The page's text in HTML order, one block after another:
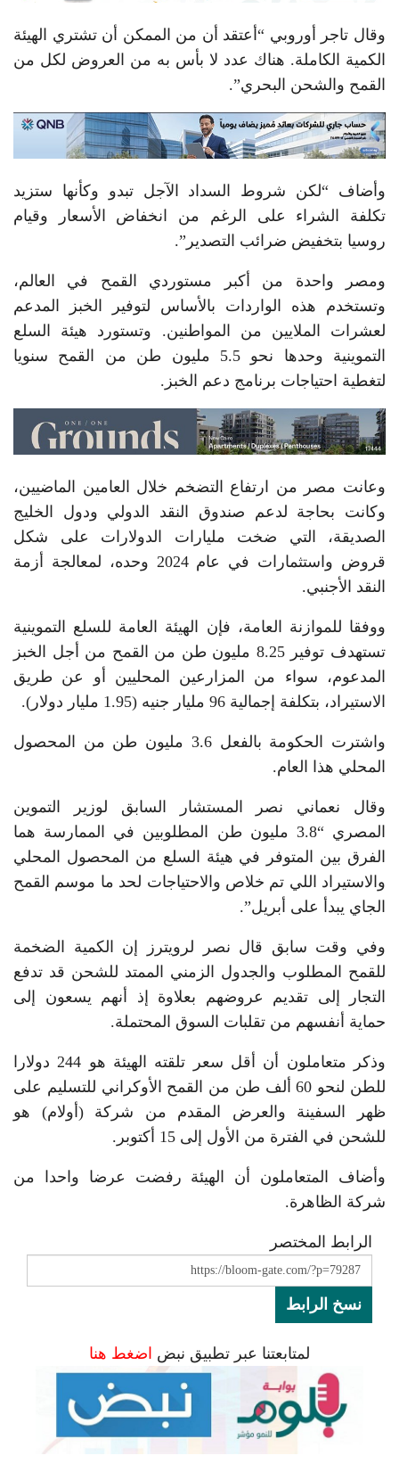
وقال تاجر أوروبي “أعتقد أن من الممكن أن تشتري الهيئة
الكمية الكاملة. هناك عدد لا بأس به من العروض لكل من
القمح والشحن البحري”.
وأضاف “لكن شروط السداد الآجل تبدو وكأنها ستزيد
تكلفة الشراء على الرغم من انخفاض الأسعار وقيام
روسيا بتخفيض ضرائب التصدير”.
ومصر واحدة من أكبر مستوردي القمح في العالم،
وتستخدم هذه الواردات بالأساس لتوفير الخبز المدعم
لعشرات الملايين من المواطنين. وتستورد هيئة السلع
التموينية وحدها نحو 5.5 مليون طن من القمح سنويا
لتغطية احتياجات برنامج دعم الخبز.
وعانت مصر من ارتفاع التضخم خلال العامين الماضيين،
وكانت بحاجة لدعم صندوق النقد الدولي ودول الخليج
الصديقة، التي ضخت مليارات الدولارات على شكل
قروض واستثمارات في عام 2024 وحده، لمعالجة أزمة
النقد الأجنبي.
ووفقا للموازنة العامة، فإن الهيئة العامة للسلع التموينية
تستهدف توفير 8.25 مليون طن من القمح من أجل الخبز
المدعوم، سواء من المزارعين المحليين أو عن طريق
الاستيراد، بتكلفة إجمالية 96 مليار جنيه (1.95 مليار دولار).
واشترت الحكومة بالفعل 3.6 مليون طن من المحصول
المحلي هذا العام.
وقال نعماني نصر المستشار السابق لوزير التموين
المصري “3.8 مليون طن المطلوبين في الممارسة هما
الفرق بين المتوفر في هيئة السلع من المحصول المحلي
والاستيراد اللي تم خلاص والاحتياجات لحد ما موسم القمح
الجاي يبدأ على أبريل”.
وفي وقت سابق قال نصر لرويترز إن الكمية الضخمة
للقمح المطلوب والجدول الزمني الممتد للشحن قد تدفع
التجار إلى تقديم عروضهم بعلاوة إذ أنهم يسعون إلى
حماية أنفسهم من تقلبات السوق المحتملة.
وذكر متعاملون أن أقل سعر تلقته الهيئة هو 244 دولارا
للطن لنحو 60 ألف طن من القمح الأوكراني للتسليم على
ظهر السفينة والعرض المقدم من شركة (أولام) هو
للشحن في الفترة من الأول إلى 15 أكتوبر.
وأضاف المتعاملون أن الهيئة رفضت عرضا واحدا من
شركة الظاهرة.
الرابط المختصر
نسخ الرابط
لمتابعتنا عبر تطبيق نبض اضغط هنا